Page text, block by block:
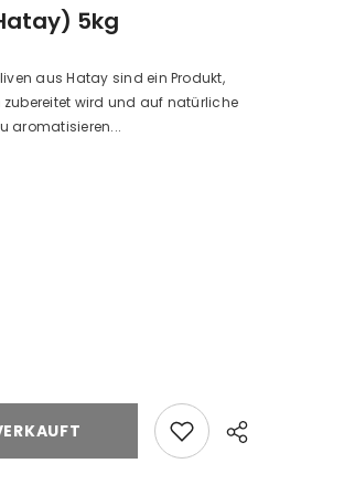
5kg
aus Hatay sind ein Produkt,
wird und auf natürliche
aromatisieren...